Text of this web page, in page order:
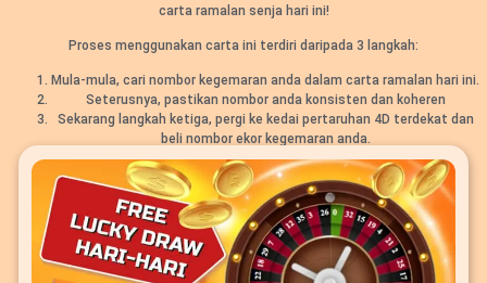
carta ramalan senja hari ini!
Proses menggunakan carta ini terdiri daripada 3 langkah:
Mula-mula, cari nombor kegemaran anda dalam carta ramalan hari ini.
Seterusnya, pastikan nombor anda konsisten dan koheren
Sekarang langkah ketiga, pergi ke kedai pertaruhan 4D terdekat dan
beli nombor ekor kegemaran anda.